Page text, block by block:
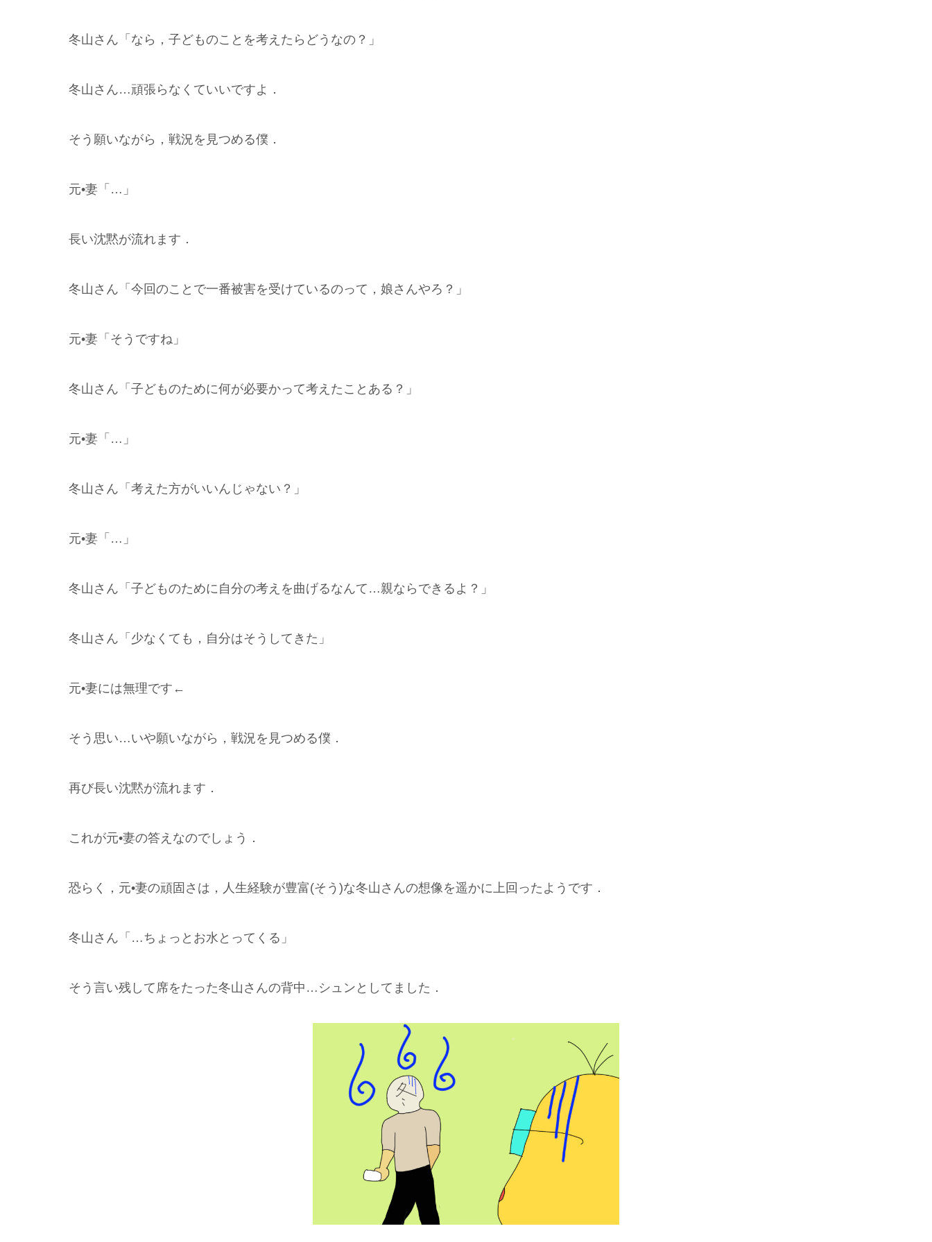
冬山さん「なら，子どものことを考えたらどうなの？」
冬山さん…頑張らなくていいですよ．
そう願いながら，戦況を見つめる僕．
元•妻「…」
長い沈黙が流れます．
冬山さん「今回のことで一番被害を受けているのって，娘さんやろ？」
元•妻「そうですね」
冬山さん「子どものために何が必要かって考えたことある？」
元•妻「…」
冬山さん「考えた方がいいんじゃない？」
元•妻「…」
冬山さん「子どものために自分の考えを曲げるなんて…親ならできるよ？」
冬山さん「少なくても，自分はそうしてきた」
元•妻には無理です←
そう思い…いや願いながら，戦況を見つめる僕．
再び長い沈黙が流れます．
これが元•妻の答えなのでしょう．
恐らく，元•妻の頑固さは，人生経験が豊富(そう)な冬山さんの想像を遥かに上回ったようです．
冬山さん「…ちょっとお水とってくる」
そう言い残して席をたった冬山さんの背中…シュンとしてました．